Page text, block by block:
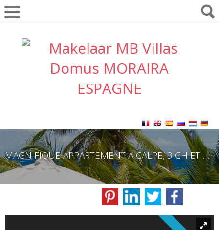
MAGNIFIQUE APPARTEMENT A CALPE, 3 CH ET 2 SDB.